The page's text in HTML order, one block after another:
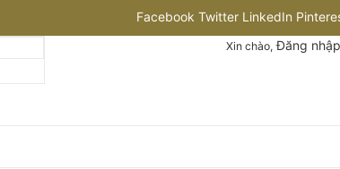
Facebook Twitter LinkedIn
Flickr Youtube Github
Xin chào, Đăng nhập